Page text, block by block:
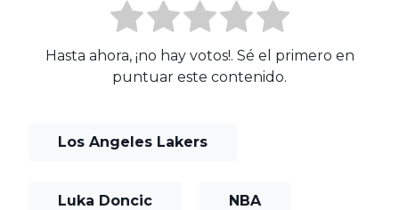
Hasta ahora, ¡no hay votos!. Sé el primero en
puntuar este contenido.
Los Angeles Lakers
Luka Doncic NBA